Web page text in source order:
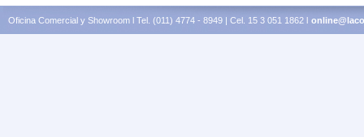
Oficina Comercial y Showroom l Tel. (011) 4774 - 8949 | Cel. 15 3 051 1862 l